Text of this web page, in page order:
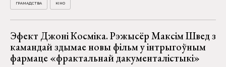
ГРАМАДСТВА КІНО
Эфект Джоні Косміка. Рэжысёр Максім Швед з
камандай здымае новы фільм у інтрыгоўным
фармаце «фрактальнай дакументалістыкі»